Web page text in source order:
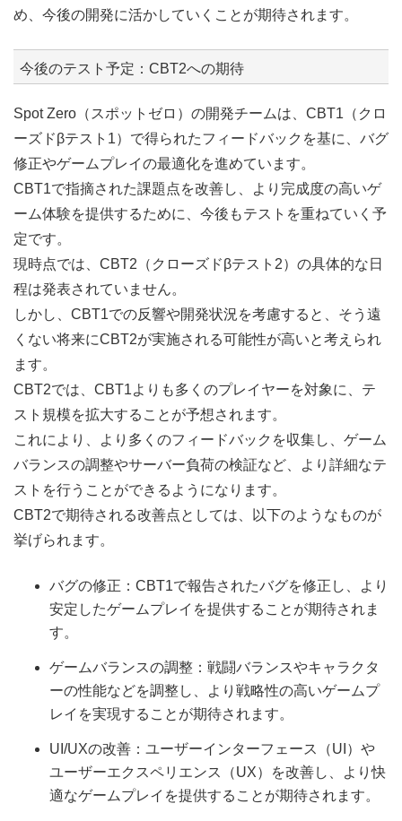
め、今後の開発に活かしていくことが期待されます。
今後のテスト予定：CBT2への期待
Spot Zero（スポットゼロ）の開発チームは、CBT1（クロ
ーズドβテスト1）で得られたフィードバックを基に、バグ
修正やゲームプレイの最適化を進めています。
CBT1で指摘された課題点を改善し、より完成度の高いゲ
ーム体験を提供するために、今後もテストを重ねていく予
定です。
現時点では、CBT2（クローズドβテスト2）の具体的な日
程は発表されていません。
しかし、CBT1での反響や開発状況を考慮すると、そう遠
くない将来にCBT2が実施される可能性が高いと考えられ
ます。
CBT2では、CBT1よりも多くのプレイヤーを対象に、テ
スト規模を拡大することが予想されます。
これにより、より多くのフィードバックを収集し、ゲーム
バランスの調整やサーバー負荷の検証など、より詳細なテ
ストを行うことができるようになります。
CBT2で期待される改善点としては、以下のようなものが
挙げられます。
バグの修正：CBT1で報告されたバグを修正し、より
安定したゲームプレイを提供することが期待されま
す。
ゲームバランスの調整：戦闘バランスやキャラクタ
ーの性能などを調整し、より戦略性の高いゲームプ
レイを実現することが期待されます。
UI/UXの改善：ユーザーインターフェース（UI）や
ユーザーエクスペリエンス（UX）を改善し、より快
適なゲームプレイを提供することが期待されます。